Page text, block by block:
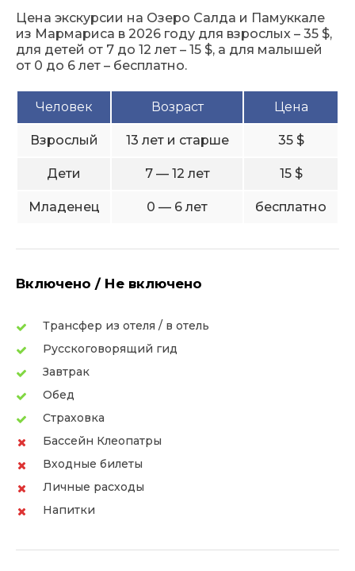
Цена экскурсии на Озеро Салда и Памуккале
из Мармариса в 2026 году для взрослых – 35 $,
для детей от 7 до 12 лет – 15 $, а для малышей
от 0 до 6 лет – бесплатно.
Человек Возраст Цена
Взрослый 13 лет и старше 35 $
Дети 7 — 12 лет 15 $
Младенец 0 — 6 лет бесплатно
Включено / Не включено
Трансфер из отеля / в отель
Русскоговорящий гид
Завтрак
Обед
Страховка
Бассейн Клеопатры
Входные билеты
Личные расходы
Напитки